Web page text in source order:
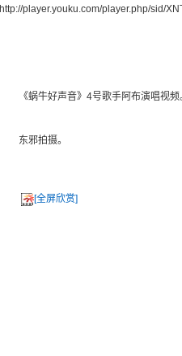
http://player.youku.com/player.php/sid/
《蜗牛好声音》4号歌手阿布演唱视频
东邪拍摄。
[全屏欣赏]